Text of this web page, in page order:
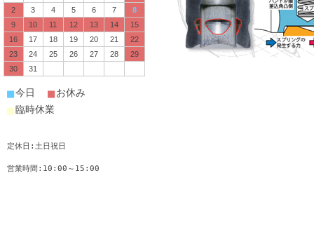
2
3 4 5 6 7
8
9
10 11 12 13 14
15
16
17 18 19 20 21
22
23
24 25 26 27 28
29
30
31
■今日 ■お休み
■臨時休業
定休日:土日祝日
営業時間:10:00～15:00